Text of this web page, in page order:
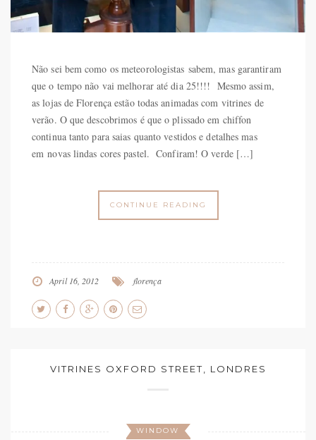
Não sei bem como os meteorologistas sabem, mas garantiram
que o tempo não vai melhorar até dia 25!!!! Mesmo assim,
as lojas de Florença estão todas animadas com vitrines de
verão. O que descobrimos é que o plissado em chiffon
continua tanto para saias quanto vestidos e detalhes mas
em novas lindas cores pastel. Confiram! O verde […]
CONTINUE READING
April 16, 2012 florença
VITRINES OXFORD STREET, LONDRES
WINDOW